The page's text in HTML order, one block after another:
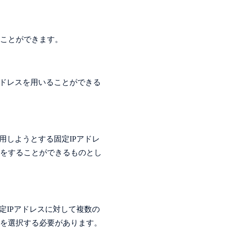
とができます。
レスを用いることができる
しようとする固定IPアドレ
することができるものとし
IPアドレスに対して複数の
選択する必要があります。